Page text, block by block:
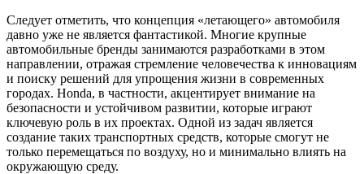
Следует отметить, что концепция «летающего» автомобиля
давно уже не является фантастикой. Многие крупные
автомобильные бренды занимаются разработками в этом
направлении, отражая стремление человечества к инновациям
и поиску решений для упрощения жизни в современных
городах. Honda, в частности, акцентирует внимание на
безопасности и устойчивом развитии, которые играют
ключевую роль в их проектах. Одной из задач является
создание таких транспортных средств, которые смогут не
только перемещаться по воздуху, но и минимально влиять на
окружающую среду.